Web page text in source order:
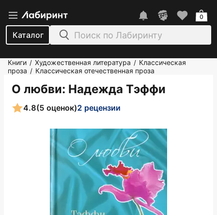
Каталог
0
Книги / Художественная литература / Классическая
проза / Классическая отечественная проза
О любви: Надежда Тэффи
4.8(5 оценок)2 рецензии